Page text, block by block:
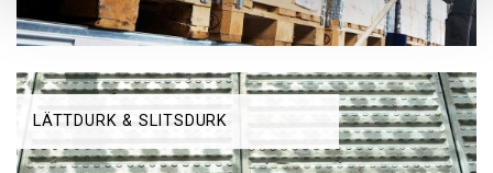
LÄTTDURK & SLITSDURK